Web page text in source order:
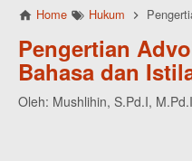
Home Hukum
Pengertian
Bahasa dan
Oleh: Mushlihin, S.Pd.I, M.Pd.I